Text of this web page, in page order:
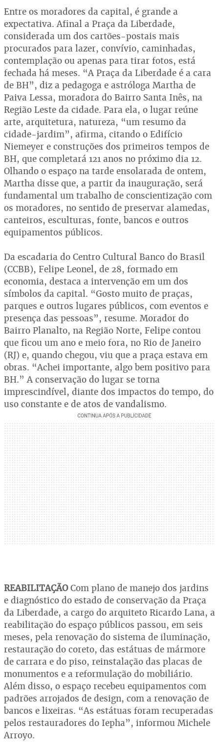
Entre os moradores da capital, é grande a
expectativa. Afinal a Praça da Liberdade,
considerada um dos cartões-postais mais
procurados para lazer, convívio, caminhadas,
contemplação ou apenas para tirar fotos, está
fechada há meses. “A Praça da Liberdade é a cara
de BH”, diz a pedagoga e astróloga Martha de
Paiva Lessa, moradora do Bairro Santa Inês, na
Região Leste da cidade. Para ela, o lugar reúne
arte, arquitetura, natureza, “um resumo da
cidade-jardim”, afirma, citando o Edifício
Niemeyer e construções dos primeiros tempos de
BH, que completará 121 anos no próximo dia 12.
Olhando o espaço na tarde ensolarada de ontem,
Martha disse que, a partir da inauguração, será
fundamental um trabalho de conscientização com
os moradores, no sentido de preservar alamedas,
canteiros, esculturas, fonte, bancos e outros
equipamentos públicos.
Da escadaria do Centro Cultural Banco do Brasil
(CCBB), Felipe Leonel, de 28, formado em
economia, destaca a intervenção em um dos
símbolos da capital. “Gosto muito de praças,
parques e outros lugares públicos, com eventos e
presença das pessoas”, resume. Morador do
Bairro Planalto, na Região Norte, Felipe contou
que ficou um ano e meio fora, no Rio de Janeiro
(RJ) e, quando chegou, viu que a praça estava em
obras. “Achei importante, algo bem positivo para
BH.” A conservação do lugar se torna
imprescindível, diante dos impactos do tempo, do
uso constante e de atos de vandalismo.
REABILITAÇÃOCom plano de manejo dos jardins
e diagnóstico do estado de conservação da Praça
da Liberdade, a cargo do arquiteto Ricardo Lana, a
reabilitação do espaço públicos passou, em seis
meses, pela renovação do sistema de iluminação,
restauração do coreto, das estátuas de mármore
de carrara e do piso, reinstalação das placas de
monumentos e a reformulação do mobiliário.
Além disso, o espaço recebeu equipamentos com
padrões arrojados de design, com a renovação de
bancos e lixeiras. “As estátuas foram recuperadas
pelos restauradores do Iepha”, informou Michele
Arroyo.